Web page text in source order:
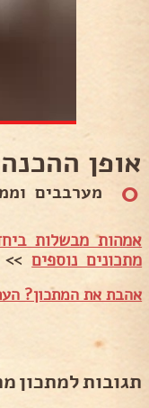
אופן ההכנה
0 מערבבים וממשיכים כ10 דקות
אמהות מבשלות
מתכונים נוספים>>
אהבת את המתכון?
תגובות למתכון